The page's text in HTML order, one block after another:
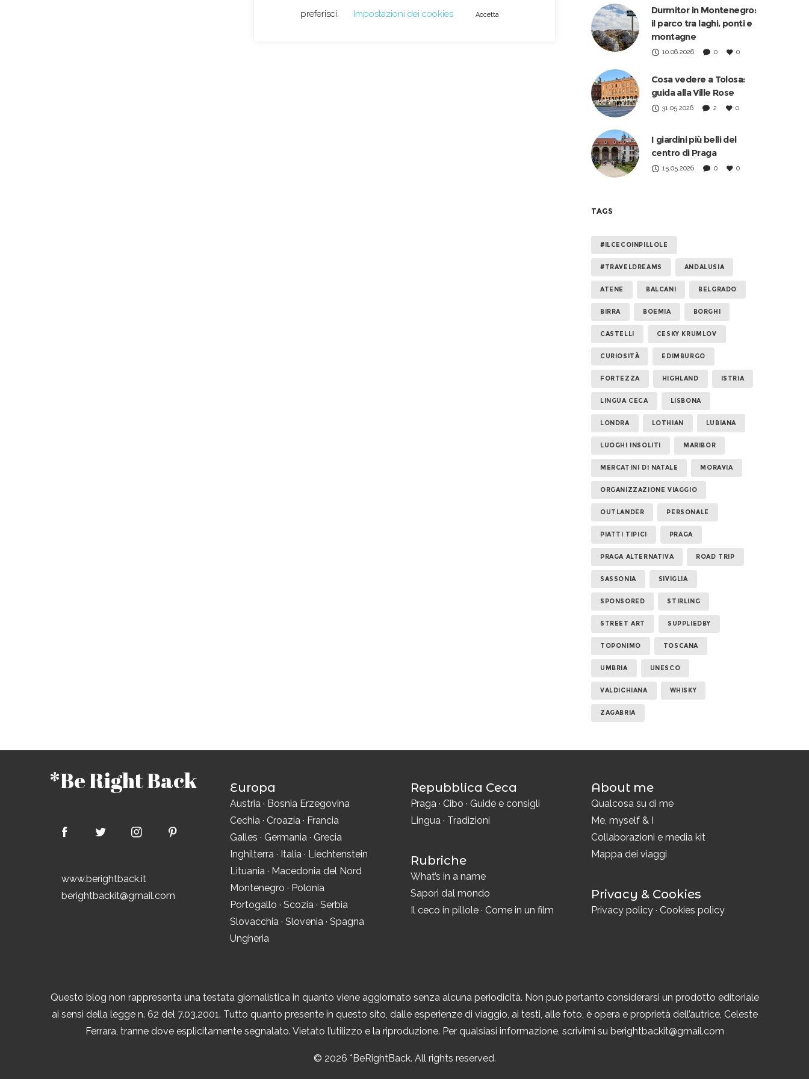
Durmitor in Montenegro:
il parco tra laghi, ponti e
montagne
10.06.2026 0 0
Cosa vedere a Tolosa:
guida alla Ville Rose
31.05.2026 2 0
I giardini più belli del
centro di Praga
15.05.2026 0 0
TAGS
#ILCECOINPILLOLE
#TRAVELDREAMS ANDALUSIA
ATENE BALCANI BELGRADO
BIRRA BOEMIA BORGHI
CASTELLI CESKY KRUMLOV
CURIOSITÀ EDIMBURGO
FORTEZZA HIGHLAND ISTRIA
LINGUA CECA LISBONA
LONDRA LOTHIAN LUBIANA
LUOGHI INSOLITI MARIBOR
MERCATINI DI NATALE MORAVIA
ORGANIZZAZIONE VIAGGIO
OUTLANDER PERSONALE
PIATTI TIPICI PRAGA
PRAGA ALTERNATIVA ROAD TRIP
SASSONIA SIVIGLIA
SPONSORED STIRLING
STREET ART SUPPLIEDBY
TOPONIMO TOSCANA
UMBRIA UNESCO
VALDICHIANA WHISKY
ZAGABRIA
*Be Right Back
www.berightback.it
berightbackit@gmail.com
Europa
Austria · Bosnia Erzegovina
Cechia · Croazia · Francia
Galles · Germania · Grecia
Inghilterra · Italia · Liechtenstein
Lituania · Macedonia del Nord
Montenegro · Polonia
Portogallo · Scozia · Serbia
Slovacchia · Slovenia · Spagna
Ungheria
Repubblica Ceca
Praga · Cibo · Guide e consigli
Lingua · Tradizioni
Rubriche
What’s in a name
Sapori dal mondo
Il ceco in pillole · Come in un film
About me
Qualcosa su di me
Me, myself & I
Collaborazioni e media kit
Mappa dei viaggi
Privacy & Cookies
Privacy policy · Cookies policy
Questo blog non rappresenta una testata giornalistica in quanto viene aggiornato senza alcuna periodicità. Non può pertanto considerarsi un prodotto editoriale
ai sensi della legge n. 62 del 7.03.2001. Tutto quanto presente in questo sito, dalle esperienze di viaggio, ai testi, alle foto, è opera e proprietà dell’autrice, Celeste
Ferrara, tranne dove esplicitamente segnalato. Vietato l’utilizzo e la riproduzione. Per qualsiasi informazione, scrivimi su berightbackit@gmail.com
© 2026 *BeRightBack. All rights reserved.
preferisci.
Impostazioni dei cookies Accetta